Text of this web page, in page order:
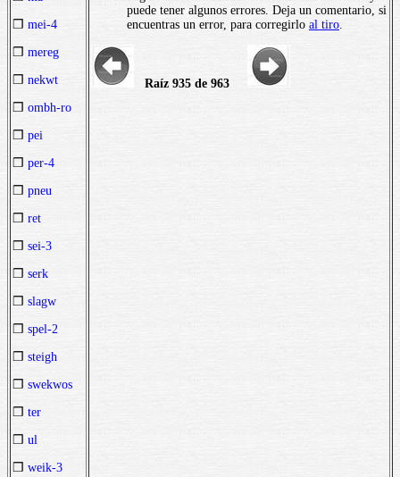
❒ mei-4
❒ mereg
❒ nekwt
❒ ombh-ro
❒ pei
❒ per-4
❒ pneu
❒ ret
❒ sei-3
❒ serk
❒ slagw
❒ spel-2
❒ steigh
❒ swekwos
❒ ter
❒ ul
❒ weik-3
puede tener algunos errores. Deja un comentario, si
encuentras un error, para corregirlo al tiro
Raíz 935 de 963